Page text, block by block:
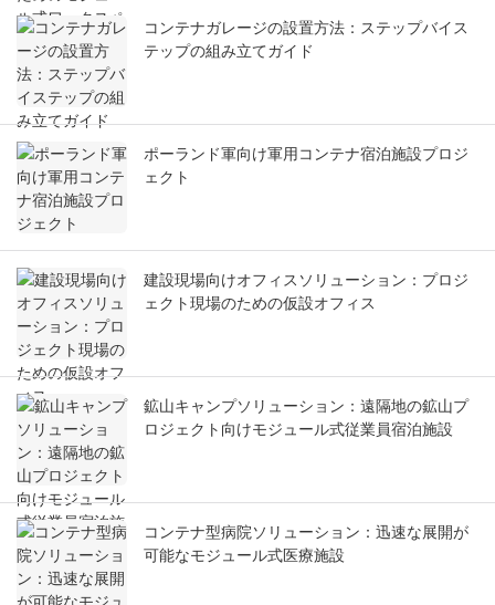
コンテナガレージの設置方法：ステップバイス
テップの組み立てガイド
ポーランド軍向け軍用コンテナ宿泊施設プロジ
ェクト
建設現場向けオフィスソリューション：プロジ
ェクト現場のための仮設オフィス
鉱山キャンプソリューション：遠隔地の鉱山プ
ロジェクト向けモジュール式従業員宿泊施設
コンテナ型病院ソリューション：迅速な展開が
可能なモジュール式医療施設